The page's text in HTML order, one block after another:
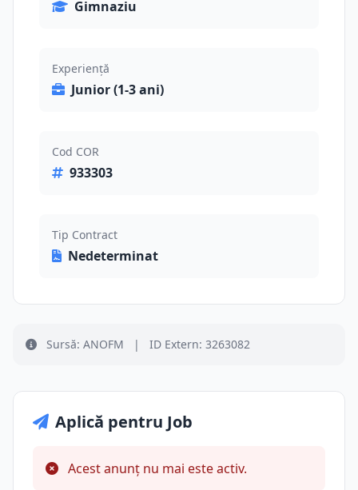
Gimnaziu
Experiență
Junior (1-3 ani)
Cod COR
933303
Tip Contract
Nedeterminat
Sursă: ANOFM | ID Extern: 3263082
Aplică pentru Job
Acest anunț nu mai este activ.